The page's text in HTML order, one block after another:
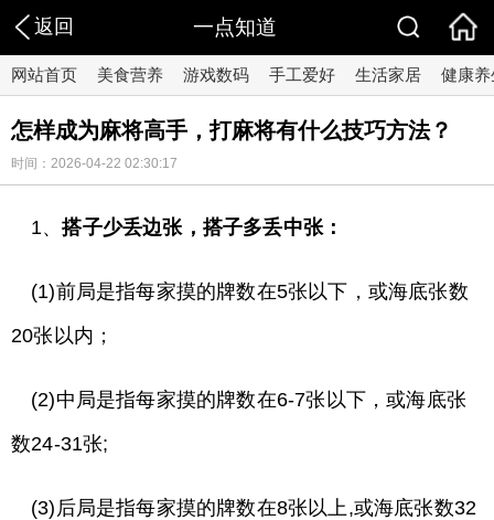
返回 一点知道
网站首页 美食营养 游戏数码 手工爱好 生活家居 健康养
怎样成为麻将高手，打麻将有什么技巧方法？
时间：2026-04-22 02:30:17
1、搭子少丢边张，搭子多丢中张：
(1)前局是指每家摸的牌数在5张以下，或海底张数
20张以内；
(2)中局是指每家摸的牌数在6-7张以下，或海底张
数24-31张;
(3)后局是指每家摸的牌数在8张以上,或海底张数32